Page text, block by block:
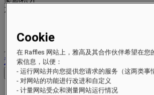
XXX
您的预订
退出
查看价格
Cookie
在 Raffles 网站上，雅高及其合作伙伴希望在您
索信息，以便：
- 运行网站并向您提供您请求的服务（这两类事
- 对网站的功能进行改进和自定义
- 计量网站受众和测量网站运行情况